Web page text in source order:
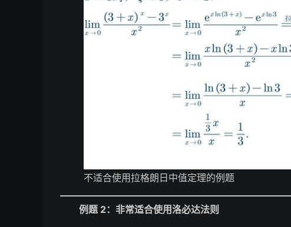
不适合使用拉格朗日中值定理的例题
例题 2：非常适合使用洛必达法则